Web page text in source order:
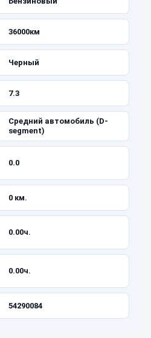
36000км
Черный
7.3
Средний автомобиль (D-
segment)
0.0
0 км.
0.00ч.
0.00ч.
54290084